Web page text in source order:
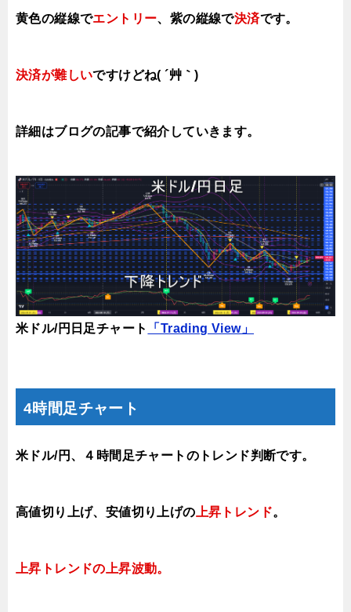
黄色の縦線でエントリー、紫の縦線で決済です。
決済が難しいですけどね( ´艸｀)
詳細はブログの記事で紹介していきます。
米ドル/円日足チャート 「Trading View」
4時間足チャート
米ドル/円、４時間足チャートのトレンド判断です。
高値切り上げ、安値切り上げの 上昇トレンド。
上昇トレンドの上昇波動。